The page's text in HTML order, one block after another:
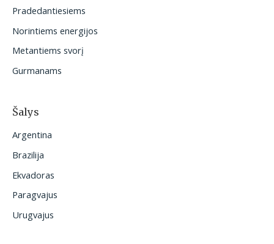
:
Pradedantiesiems
Norintiems energijos
Metantiems svorį
Gurmanams
Šalys
Argentina
Brazilija
Ekvadoras
Paragvajus
Urugvajus